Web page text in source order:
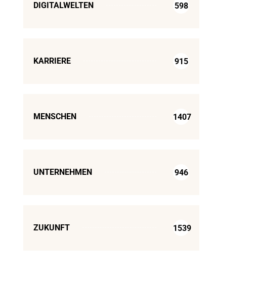
DIGITALWELTEN 598
KARRIERE 915
MENSCHEN 1407
UNTERNEHMEN 946
ZUKUNFT 1539